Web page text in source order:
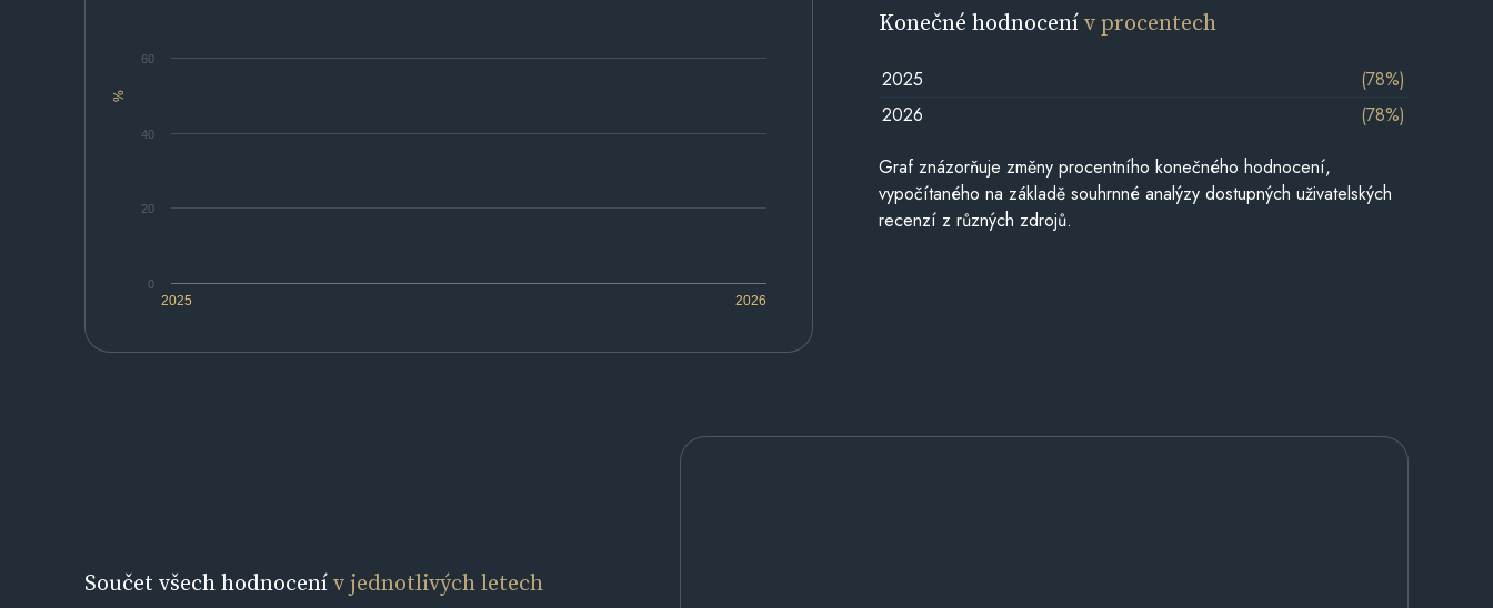
%
2025 2026
0
20
40
60
Konečné hodnocenív procentech
2025
(78%)
2026
(78%)
Graf znázorňuje změny procentního konečného hodnocení,
vypočítaného na základě souhrnné analýzy dostupných uživatelských
recenzí z různých zdrojů.
Součet všech hodnocenív jednotlivých letech